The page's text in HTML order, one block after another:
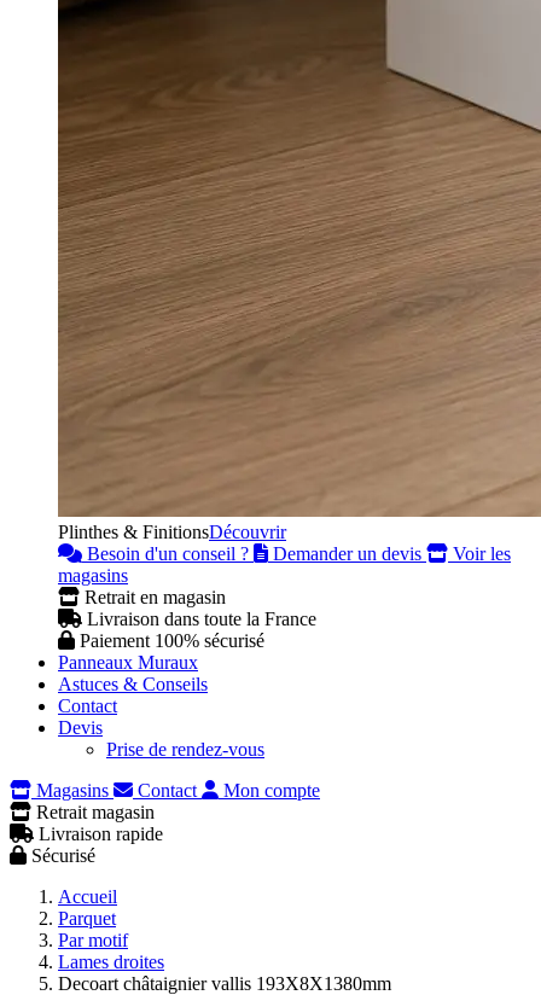
Plinthes & FinitionsDécouvrir
Besoin d'un conseil ?
Demander un devis
Voir les
magasins
Retrait en magasin
Livraison dans toute la France
Paiement 100% sécurisé
Panneaux Muraux
Astuces & Conseils
Contact
Devis
Prise de rendez-vous
Magasins
Contact
Mon compte
Retrait magasin
Livraison rapide
Sécurisé
Accueil
Parquet
Par motif
Lames droites
Decoart châtaignier vallis 193X8X1380mm